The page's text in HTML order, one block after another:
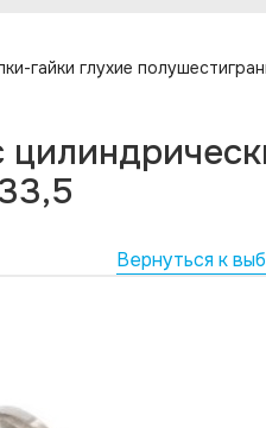
гайки глухие
Вернуться к